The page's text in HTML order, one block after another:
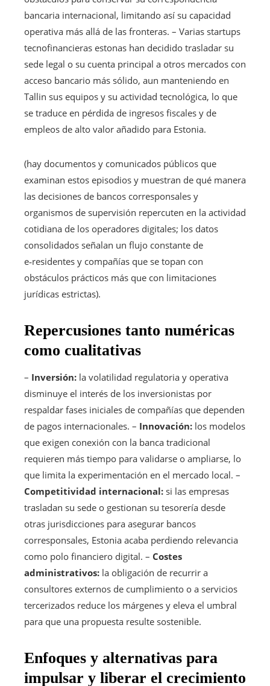
bancaria internacional, limitando así su capacidad
operativa más allá de las fronteras. – Varias startups
tecnofinancieras estonas han decidido trasladar su
sede legal o su cuenta principal a otros mercados con
acceso bancario más sólido, aun manteniendo en
Tallin sus equipos y su actividad tecnológica, lo que
se traduce en pérdida de ingresos fiscales y de
empleos de alto valor añadido para Estonia.
(hay documentos y comunicados públicos que
examinan estos episodios y muestran de qué manera
las decisiones de bancos corresponsales y
organismos de supervisión repercuten en la actividad
cotidiana de los operadores digitales; los datos
consolidados señalan un flujo constante de
e‑residentes y compañías que se topan con
obstáculos prácticos más que con limitaciones
jurídicas estrictas).
Repercusiones tanto numéricas
como cualitativas
– Inversión: la volatilidad regulatoria y operativa
disminuye el interés de los inversionistas por
respaldar fases iniciales de compañías que dependen
de pagos internacionales. – Innovación: los modelos
que exigen conexión con la banca tradicional
requieren más tiempo para validarse o ampliarse, lo
que limita la experimentación en el mercado local. –
Competitividad internacional: si las empresas
trasladan su sede o gestionan su tesorería desde
otras jurisdicciones para asegurar bancos
corresponsales, Estonia acaba perdiendo relevancia
como polo financiero digital. – Costes
administrativos: la obligación de recurrir a
consultores externos de cumplimiento o a servicios
tercerizados reduce los márgenes y eleva el umbral
para que una propuesta resulte sostenible.
Enfoques y alternativas para
impulsar y liberar el crecimiento